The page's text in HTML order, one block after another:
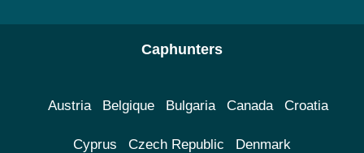
Caphunters
Austria Belgique Bulgaria Canada Croatia
Cyprus Czech Republic Denmark